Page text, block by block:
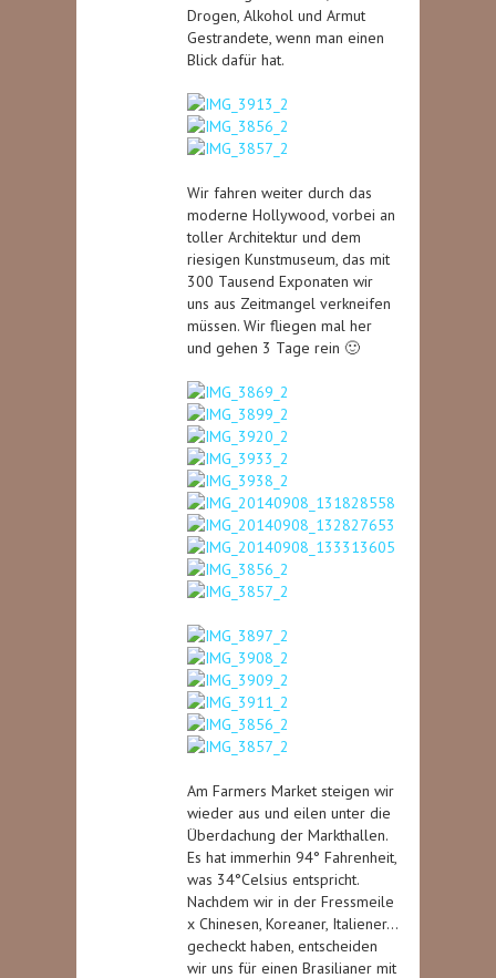
Drogen, Alkohol und Armut
Gestrandete, wenn man einen
Blick dafür hat.
Wir fahren weiter durch das
moderne Hollywood, vorbei an
toller Architektur und dem
riesigen Kunstmuseum, das mit
300 Tausend Exponaten wir
uns aus Zeitmangel verkneifen
müssen. Wir fliegen mal her
und gehen 3 Tage rein 🙂
Am Farmers Market steigen wir
wieder aus und eilen unter die
Überdachung der Markthallen.
Es hat immerhin 94° Fahrenheit,
was 34°Celsius entspricht.
Nachdem wir in der Fressmeile
x Chinesen, Koreaner, Italiener…
gecheckt haben, entscheiden
wir uns für einen Brasilianer mit